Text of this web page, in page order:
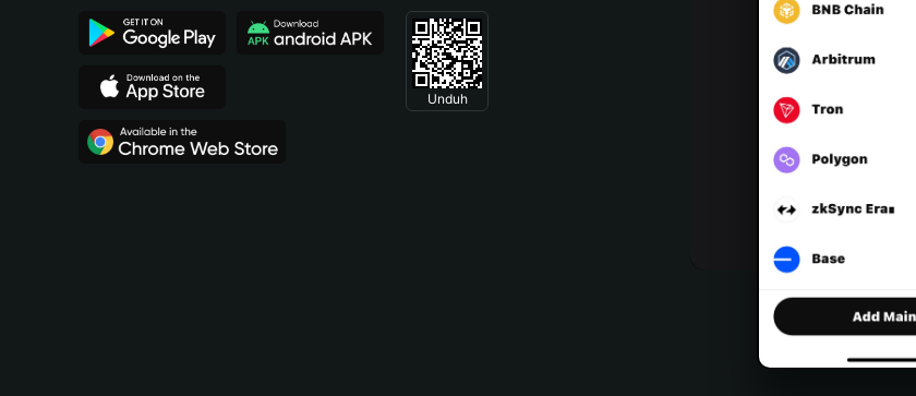
Español (Argentina)
Unduh